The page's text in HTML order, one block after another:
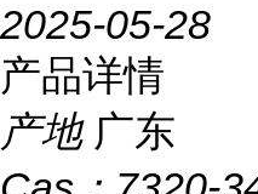
2025-05-28
产品详情
产地 广东